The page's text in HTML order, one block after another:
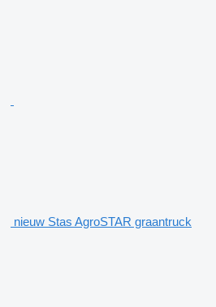
nieuw Stas AgroSTAR graantruck